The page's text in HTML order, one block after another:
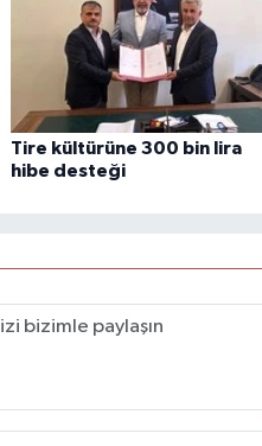
Tire kültürüne 300 bin lira
hibe desteği